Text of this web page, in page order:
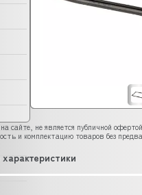
сайте, не является публичной
и комплектацию товаров без